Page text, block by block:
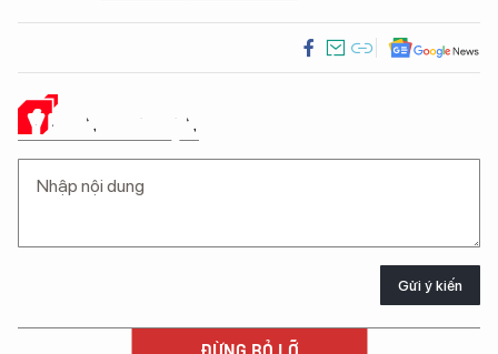
Ý KIẾN CỦA BẠN
Gửi ý kiến